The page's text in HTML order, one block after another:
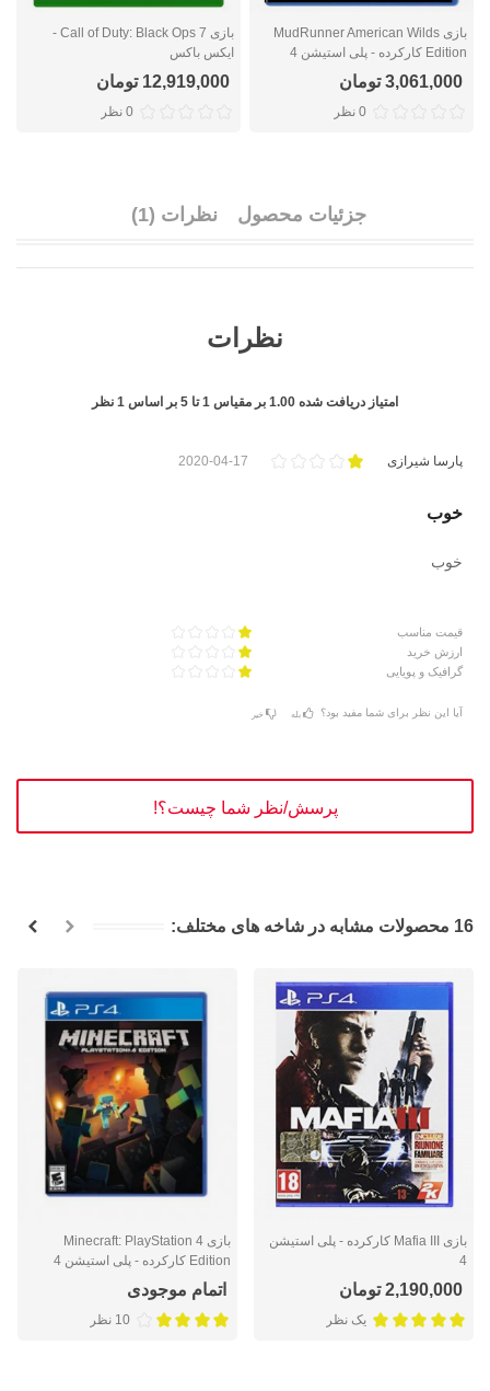
بازی MudRunner American Wilds
Edition کارکرده - پلی استیشن 4
3,061,000 تومان
0 نظر
بازی Call of Duty: Black Ops 7 -
ایکس باکس
12,919,000 تومان
0 نظر
جزئیات محصول نظرات (1)
نظرات
امتیاز دریافت شده 1.00 بر مقیاس 1تا 5 بر اساس 1 نظر
پارسا شیرازی 2020-04-17
خوب
خوب
قیمت مناسب
ارزش خرید
گرافیک و پویایی
آیا این نظر برای شما مفید بود؟ بله خیر
پرسش/نظر شما چیست؟!
16 محصولات مشابه در شاخه های مختلف:
بازی Mafia III کارکرده - پلی استیشن
4
2,190,000 تومان
یک نظر
بازی Minecraft: PlayStation 4
Edition کارکرده - پلی استیشن 4
اتمام موجودی
10 نظر